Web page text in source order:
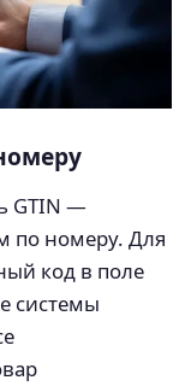
GTIN —
по номеру. Для
код в поле
системы